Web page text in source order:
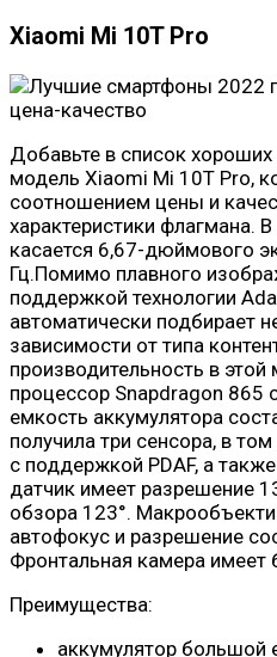
Xiaomi Mi 10T Pro
Добавьте в список
модель Xiaomi Mi 10T Pro,
соотношением цены и
характеристики флагмана.
касается 6,67-дюймового
Гц.Помимо плавного
поддержкой технологии
автоматически подбирает
зависимости от типа
производительность в этой
процессор Snapdragon 865
емкость аккумулятора
получила три сенсора, в
с поддержкой PDAF, а
датчик имеет разрешение
обзора 123°.
автофокус и разрешение
Фронтальная камера
Преимущества:
аккумулятор большой